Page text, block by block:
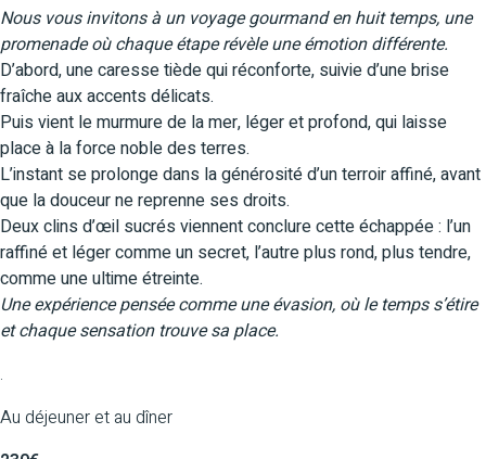
Nous vous invitons à un voyage gourmand en huit temps, une
promenade où chaque étape révèle une émotion différente.
D’abord, une caresse tiède qui réconforte, suivie d’une brise
fraîche aux accents délicats.
Puis vient le murmure de la mer, léger et profond, qui laisse
place à la force noble des terres.
L’instant se prolonge dans la générosité d’un terroir affiné, avant
que la douceur ne reprenne ses droits.
Deux clins d’œil sucrés viennent conclure cette échappée : l’un
raffiné et léger comme un secret, l’autre plus rond, plus tendre,
comme une ultime étreinte.
Une expérience pensée comme une évasion, où le temps s’étire
et chaque sensation trouve sa place.
.
Au déjeuner et au dîner